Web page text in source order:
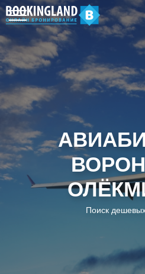
Поиск